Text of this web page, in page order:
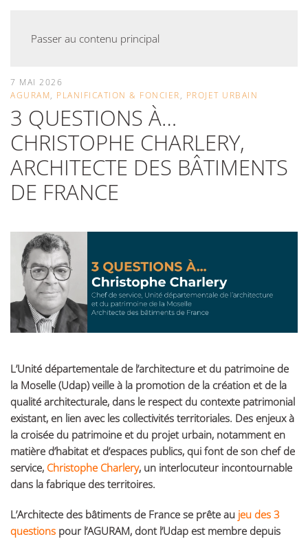
Passer au contenu principal
7 MAI 2026
AGURAM, PLANIFICATION & FONCIER, PROJET URBAIN
3 QUESTIONS À…
CHRISTOPHE CHARLERY,
ARCHITECTE DES BÂTIMENTS
DE FRANCE
L’Unité départementale de l’architecture et du patrimoine de
la Moselle (Udap) veille à la promotion de la création et de la
qualité architecturale, dans le respect du contexte patrimonial
existant, en lien avec les collectivités territoriales. Des enjeux à
la croisée du patrimoine et du projet urbain, notamment en
matière d’habitat et d’espaces publics, qui font de son chef de
service, Christophe Charlery, un interlocuteur incontournable
dans la fabrique des territoires.
L’Architecte des bâtiments de France se prête au jeu des 3
questions pour l’AGURAM, dont l’Udap est membre depuis